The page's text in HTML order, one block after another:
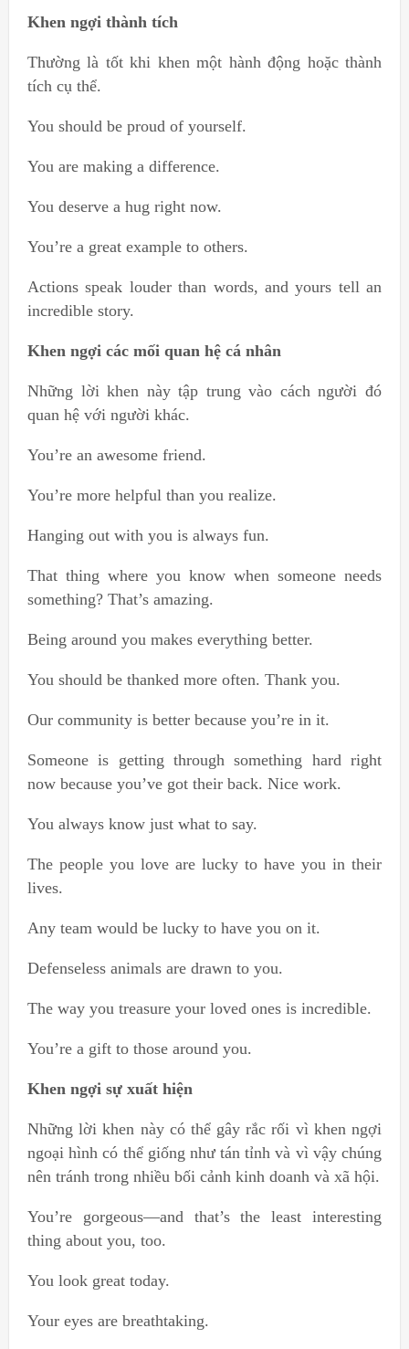
Khen ngợi thành tích
Thường là tốt khi khen một hành động hoặc thành
tích cụ thể.
You should be proud of yourself.
You are making a difference.
You deserve a hug right now.
You’re a great example to others.
Actions speak louder than words, and yours tell an
incredible story.
Khen ngợi các mối quan hệ cá nhân
Những lời khen này tập trung vào cách người đó
quan hệ với người khác.
You’re an awesome friend.
You’re more helpful than you realize.
Hanging out with you is always fun.
That thing where you know when someone needs
something? That’s amazing.
Being around you makes everything better.
You should be thanked more often. Thank you.
Our community is better because you’re in it.
Someone is getting through something hard right
now because you’ve got their back. Nice work.
You always know just what to say.
The people you love are lucky to have you in their
lives.
Any team would be lucky to have you on it.
Defenseless animals are drawn to you.
The way you treasure your loved ones is incredible.
You’re a gift to those around you.
Khen ngợi sự xuất hiện
Những lời khen này có thể gây rắc rối vì khen ngợi
ngoại hình có thể giống như tán tỉnh và vì vậy chúng
nên tránh trong nhiều bối cảnh kinh doanh và xã hội.
You’re gorgeous—and that’s the least interesting
thing about you, too.
You look great today.
Your eyes are breathtaking.